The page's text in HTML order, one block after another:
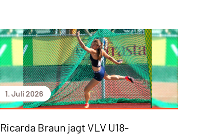
1. Juli 2026
Ricarda Braun jagt VLV U18-